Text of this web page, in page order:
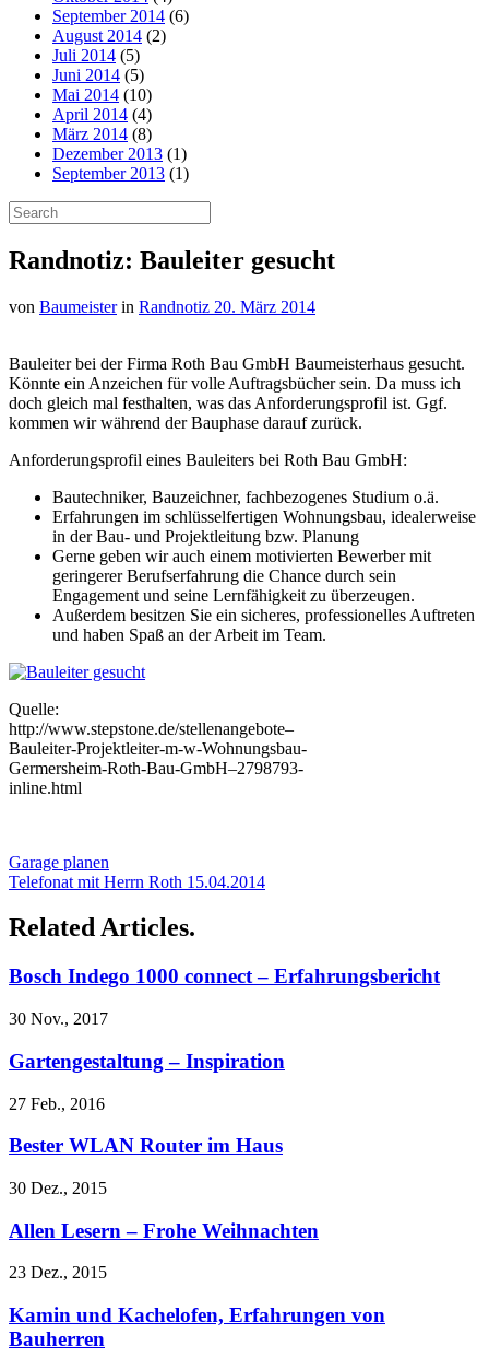
September 2014 (6)
August 2014 (2)
Juli 2014 (5)
Juni 2014 (5)
Mai 2014 (10)
April 2014 (4)
März 2014 (8)
Dezember 2013 (1)
September 2013 (1)
Randnotiz: Bauleiter gesucht
von Baumeisterin Randnotiz 20. März 2014
Bauleiter bei der Firma Roth Bau GmbH Baumeisterhaus gesucht.
Könnte ein Anzeichen für volle Auftragsbücher sein. Da muss ich
doch gleich mal festhalten, was das Anforderungsprofil ist. Ggf.
kommen wir während der Bauphase darauf zurück.
Anforderungsprofil eines Bauleiters bei Roth Bau GmbH:
Bautechniker, Bauzeichner, fachbezogenes Studium o.ä.
Erfahrungen im schlüsselfertigen Wohnungsbau, idealerweise
in der Bau- und Projektleitung bzw. Planung
Gerne geben wir auch einem motivierten Bewerber mit
geringerer Berufserfahrung die Chance durch sein
Engagement und seine Lernfähigkeit zu überzeugen.
Außerdem besitzen Sie ein sicheres, professionelles Auftreten
und haben Spaß an der Arbeit im Team.
Quelle:
http://www.stepstone.de/stellenangebote–
Bauleiter-Projektleiter-m-w-Wohnungsbau-
Germersheim-Roth-Bau-GmbH–2798793-
inline.html
Garage planen
Telefonat mit Herrn Roth 15.04.2014
Related Articles.
Bosch Indego 1000 connect – Erfahrungsbericht
30 Nov., 2017
Gartengestaltung – Inspiration
27 Feb., 2016
Bester WLAN Router im Haus
30 Dez., 2015
Allen Lesern – Frohe Weihnachten
23 Dez., 2015
Kamin und Kachelofen, Erfahrungen von
Bauherren